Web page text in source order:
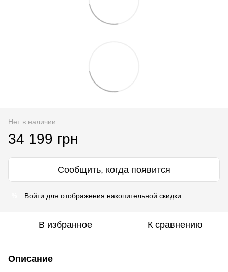
Нет в наличии
34 199 грн
Сообщить, когда появится
Войти для отображения накопительной скидки
В избранное К сравнению
Описание